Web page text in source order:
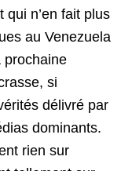
qui n’en fait plus
au Venezuela
prochaine
si
délivré par
dominants.
rien sur